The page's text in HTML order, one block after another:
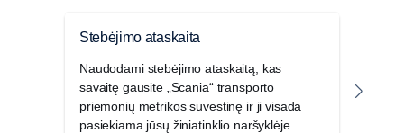
Stebėjimo ataskaita
Naudodami stebėjimo ataskaitą, kas
savaitę gausite „Scania“ transporto
priemonių metrikos suvestinę ir ji visada
pasiekiama jūsų žiniatinklio naršyklėje.